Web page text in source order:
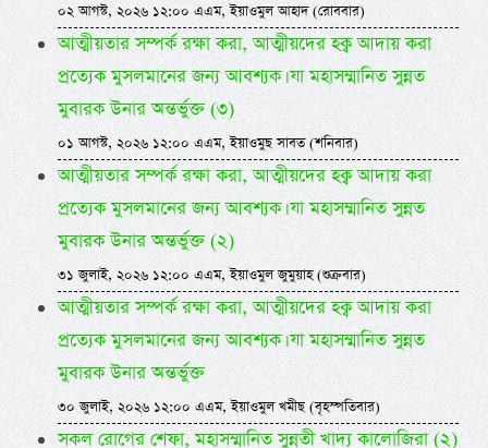
০২ আগস্ট, ২০২৬ ১২:০০ এএম, ইয়াওমুল আহাদ (রোববার)
আত্মীয়তার সম্পর্ক রক্ষা করা, আত্মীয়দের হক্ব আদায় করা
প্রত্যেক মুসলমানের জন্য আবশ্যক। যা মহাসম্মানিত সুন্নত
মুবারক উনার অন্তর্ভুক্ত (৩)
০১ আগস্ট, ২০২৬ ১২:০০ এএম, ইয়াওমুছ সাবত (শনিবার)
আত্মীয়তার সম্পর্ক রক্ষা করা, আত্মীয়দের হক্ব আদায় করা
প্রত্যেক মুসলমানের জন্য আবশ্যক। যা মহাসম্মানিত সুন্নত
মুবারক উনার অন্তর্ভুক্ত (২)
৩১ জুলাই, ২০২৬ ১২:০০ এএম, ইয়াওমুল জুমুয়াহ (শুক্রবার)
আত্মীয়তার সম্পর্ক রক্ষা করা, আত্মীয়দের হক্ব আদায় করা
প্রত্যেক মুসলমানের জন্য আবশ্যক। যা মহাসম্মানিত সুন্নত
মুবারক উনার অন্তর্ভুক্ত
৩০ জুলাই, ২০২৬ ১২:০০ এএম, ইয়াওমুল খমীছ (বৃহস্পতিবার)
সকল রোগের শেফা, মহাসম্মানিত সুন্নতী খাদ্য কালোজিরা (২)